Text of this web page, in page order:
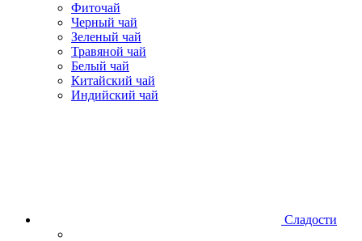
Фиточай
Черный чай
Зеленый чай
Травяной чай
Белый чай
Китайский чай
Индийский чай
Сладости